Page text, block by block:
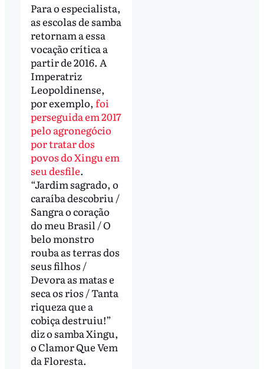
Para o especialista,
as escolas de samba
retornam a essa
vocação crítica a
partir de 2016. A
Imperatriz
Leopoldinense,
por exemplo, foi
perseguida em 2017
pelo agronegócio
por tratar dos
povos do Xingu em
seu desfile.
“Jardim sagrado, o
caraíba descobriu /
Sangra o coração
do meu Brasil / O
belo monstro
rouba as terras dos
seus filhos /
Devora as matas e
seca os rios / Tanta
riqueza que a
cobiça destruiu!”
diz o samba Xingu,
o Clamor Que Vem
da Floresta.